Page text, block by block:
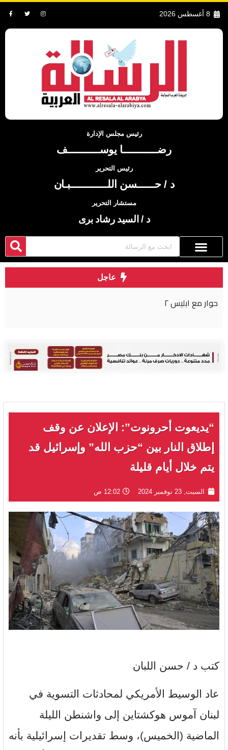
8 أغسطس 2026
رئيس مجلس الإدارة
رضــــــــــــا يوســـــــــــف
رئيس التحرير
د / حــــــسن اللـــــــــــــبـان
مستشار التحرير
د / السيد رشاد برى
عاجل
حوار مع ابليس ٢
“يديعوت أحرونوت”: الإعلان عن وقف
إطلاق النار بين “حزب الله” وإسرائيل قد
يتم خلال أيام قليلة
السبت, 23 نوفمبر 2024 12:02 ص
كتب د / حسن اللبان
عاد الوسيط الأمريكي لمحادثات التسوية في
لبنان آموس هوكشتاين إلى واشنطن الليلة
الماضية (الخميس)، وسط تقديرات إسرائيلية بأنه